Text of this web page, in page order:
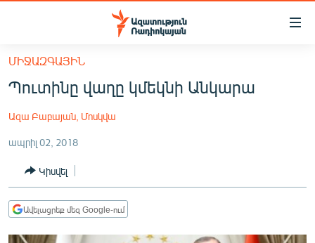
Մատչելիության
հիմնական
բովանդակությանը
հիմնական
մենյուին
ՀԱՅԱՍՏԱՆ
ՔԱՂԱՔԱԿԱՆ
ԸՆՏՐՈՒԹՅՈՒՆՆԵՐ 2026
ԻՐԱՎՈՒՆՔ
ՀԱՍԱՐԱԿՈՒԹՅՈՒՆ
ՄԻՋԱԶԳԱՅԻՆ
Պուտինը վաղը կմեկնի Անկարա
Ազա Բաբայան, Մոսկվա
ապրիլ 02, 2018
Կիսվել
Ավելացրեք մեզ Google-ում